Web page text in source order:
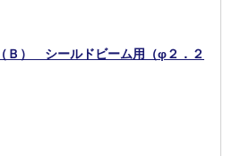
Ｂ） シールドビーム用（φ２．２